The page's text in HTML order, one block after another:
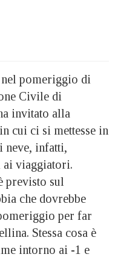
pomeriggio di
Civile di
invitato alla
cui ci si mettesse in
neve, infatti,
ai viaggiatori.
previsto sul
che dovrebbe
per far
Stessa cosa è
intorno ai -1 e